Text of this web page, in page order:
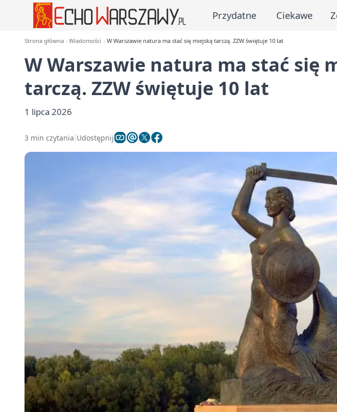
Przydatne Ciekawe
Strona główna Wiadomości W Warszawie natura ma stać się miejską tarczą. ZZW świętuje 10 lat
W Warszawie natura ma stać się
tarczą. ZZW świętuje 10 lat
1 lipca 2026
3 min czytania Udostępnij